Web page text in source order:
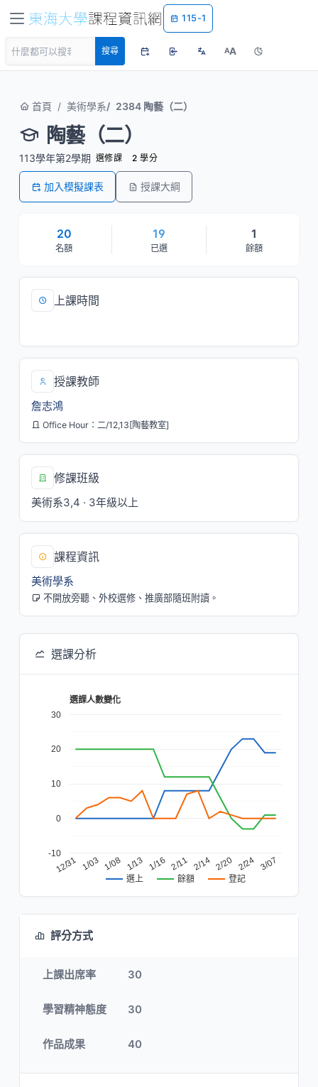
115-1
搜尋 AA
首頁 美術學系 2384 陶藝（二）
陶藝（二）
113學年第2學期 選修課 2 學分
加入模擬課表 授課大綱
20
名額
19
已選
1
餘額
上課時間
授課教師
詹志鴻
Office Hour：二/12,13[陶藝教室]
修課班級
美術系3,4 · 3年級以上
課程資訊
美術學系
不開放旁聽、外校選修、推廣部隨班附讀。
選課分析
選課人數變化
選上 餘額 登記
12/31 1/03 1/08 1/13 1/16 2/11 2/14 2/20 2/24 3/07
-10
0
10
20
30
評分方式
上課出席率 30
學習精神態度 30
作品成果 40